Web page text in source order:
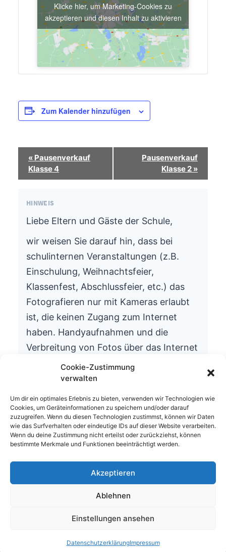
Cookie-Zustimmung
verwalten
Um dir ein optimales Erlebnis zu bieten, verwenden wir Technologien wie
Cookies, um Geräteinformationen zu speichern und/oder darauf
zuzugreifen. Wenn du diesen Technologien zustimmst, können wir Daten
wie das Surfverhalten oder eindeutige IDs auf dieser Website verarbeiten.
Wenn du deine Zustimmung nicht erteilst oder zurückziehst, können
bestimmte Merkmale und Funktionen beeinträchtigt werden.
Akzeptieren
Ablehnen
Einstellungen ansehen
DatenschutzerklärungImpressum
Klicke hier, um Marketing-Cookies zu
akzeptieren und diesen Inhalt zu aktivieren
Zum Kalender hinzufügen
Termin-
Navigation
« Pausenverkauf
Klasse 4
Pausenverkauf
Klasse 2 »
HINWEIS
Liebe Eltern und Gäste der Schule,
wir weisen Sie darauf hin, dass bei
schulinternen Veranstaltungen (z.B.
Einschulung, Weihnachtsfeier,
Klassenfest, Abschlussfeier, etc.) das
Fotografieren nur mit Kameras erlaubt
ist, die keinen Zugang zum Internet
haben. Handyaufnahmen und die
Verbreitung von Fotos über das Internet
ist aus datenschutzrechtlichen Gründen
nicht gestattet.
Wir bitten um Ihr Verständnis.
Die Schulleitung